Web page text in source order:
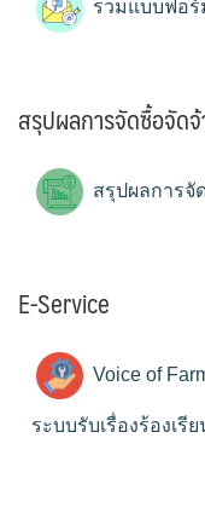
รวมแบบฟอ
สรุปผลการจัดซื้อจัด
สรุปผลการจั
E-Service
Voice of
ระบบรับเรื่องร้องเรี